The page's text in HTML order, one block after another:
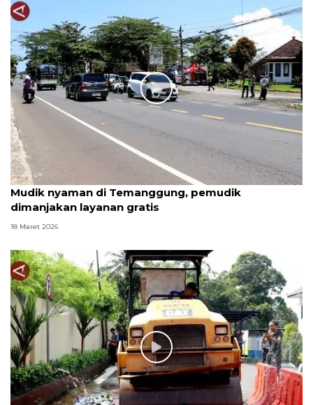
Mudik nyaman di Temanggung, pemudik
dimanjakan layanan gratis
18 Maret 2026